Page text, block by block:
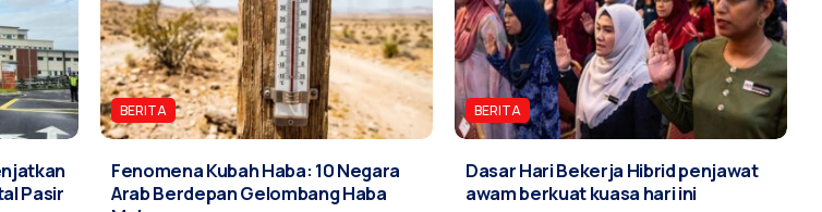
Pasir
BERITA
Fenomena Kubah Haba: 10 Negara
Arab Berdepan Gelombang Haba
BERITA
Dasar Hari Bekerja Hibrid penjawat
awam berkuat kuasa hari ini